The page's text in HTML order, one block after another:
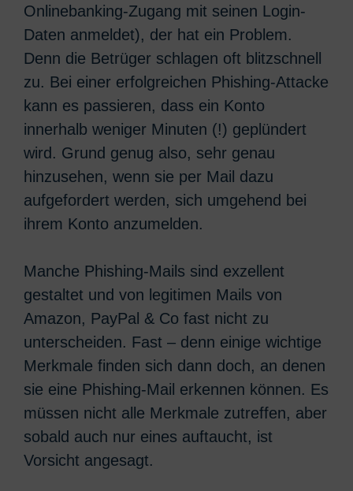
Onlinebanking-Zugang mit seinen Login-
Daten anmeldet), der hat ein Problem.
Denn die Betrüger schlagen oft blitzschnell
zu. Bei einer erfolgreichen Phishing-Attacke
kann es passieren, dass ein Konto
innerhalb weniger Minuten (!) geplündert
wird. Grund genug also, sehr genau
hinzusehen, wenn sie per Mail dazu
aufgefordert werden, sich umgehend bei
ihrem Konto anzumelden.
Manche Phishing-Mails sind exzellent
gestaltet und von legitimen Mails von
Amazon, PayPal & Co fast nicht zu
unterscheiden. Fast – denn einige wichtige
Merkmale finden sich dann doch, an denen
sie eine Phishing-Mail erkennen können. Es
müssen nicht alle Merkmale zutreffen, aber
sobald auch nur eines auftaucht, ist
Vorsicht angesagt.